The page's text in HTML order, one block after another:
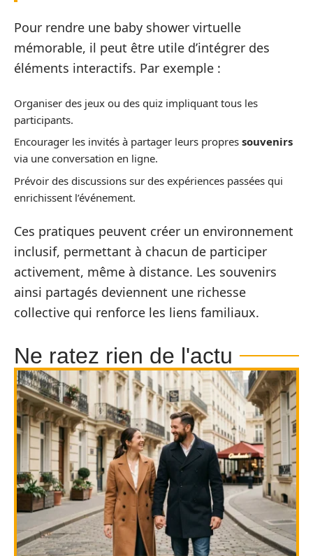
Pour rendre une baby shower virtuelle
mémorable, il peut être utile d’intégrer des
éléments interactifs. Par exemple :
Organiser des jeux ou des quiz impliquant tous les
participants.
Encourager les invités à partager leurs propres souvenirs
via une conversation en ligne.
Prévoir des discussions sur des expériences passées qui
enrichissent l’événement.
Ces pratiques peuvent créer un environnement
inclusif, permettant à chacun de participer
activement, même à distance. Les souvenirs
ainsi partagés deviennent une richesse
collective qui renforce les liens familiaux.
Ne ratez rien de l'actu